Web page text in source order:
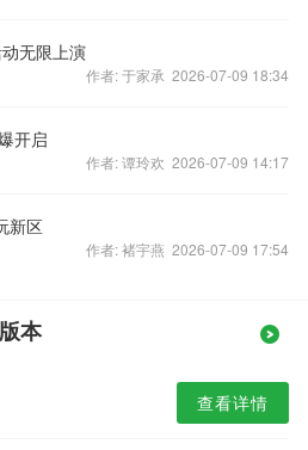
无限上演
作者: 于家承 2026-07-09 18:34
开启
作者: 谭玲欢 2026-07-09 14:17
新区
作者: 褚宇燕 2026-07-09 17:54
本
查看详情